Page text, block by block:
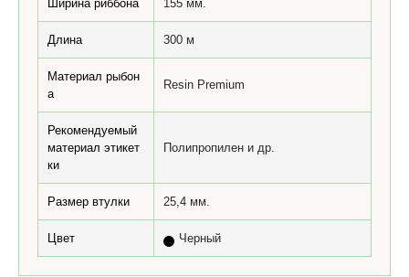
Ширина риббона 155 мм.
Длина 300 м
Материал рыбон
а
Resin Premium
Рекомендуемый
материал этикет
ки
Полипропилен и др.
Размер втулки 25,4 мм.
Цвет Черный